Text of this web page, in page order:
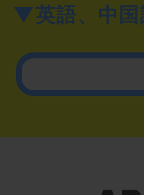
▼英語、中国